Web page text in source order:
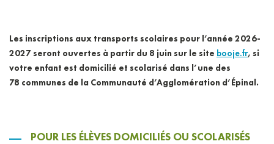
Les inscriptions aux transports scolaires pour l’année 2026-
2027 seront ouvertes à partir du 8 juin sur le site booje.fr, si
votre enfant est domicilié et scolarisé dans l’une des
78 communes de la Communauté d’Agglomération d’Épinal.
POUR LES ÉLÈVES DOMICILIÉS OU SCOLARISÉS